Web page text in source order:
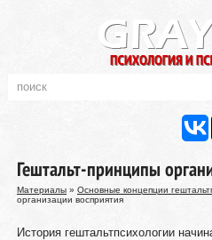
Гештальт-принципы
Материалы» Основные концепции
организации восприятия
История гештальтпсихологии